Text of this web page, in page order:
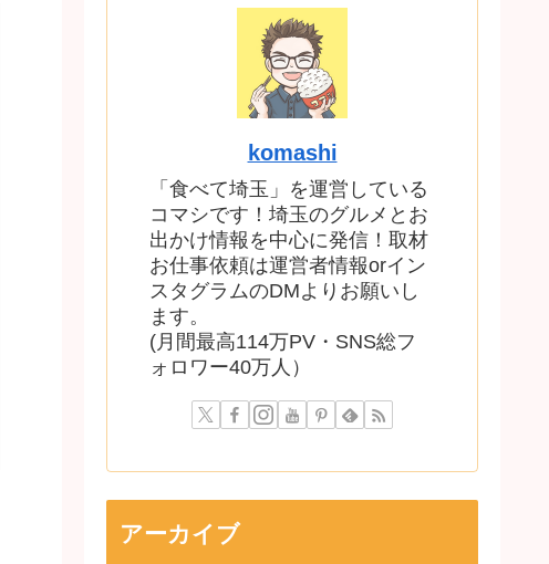
komashi
「食べて埼玉」を運営している
コマシです！埼玉のグルメとお
出かけ情報を中心に発信！取材
お仕事依頼は運営者情報orイン
スタグラムのDMよりお願いし
ます。
(月間最高114万PV・SNS総フ
ォロワー40万人）
アーカイブ